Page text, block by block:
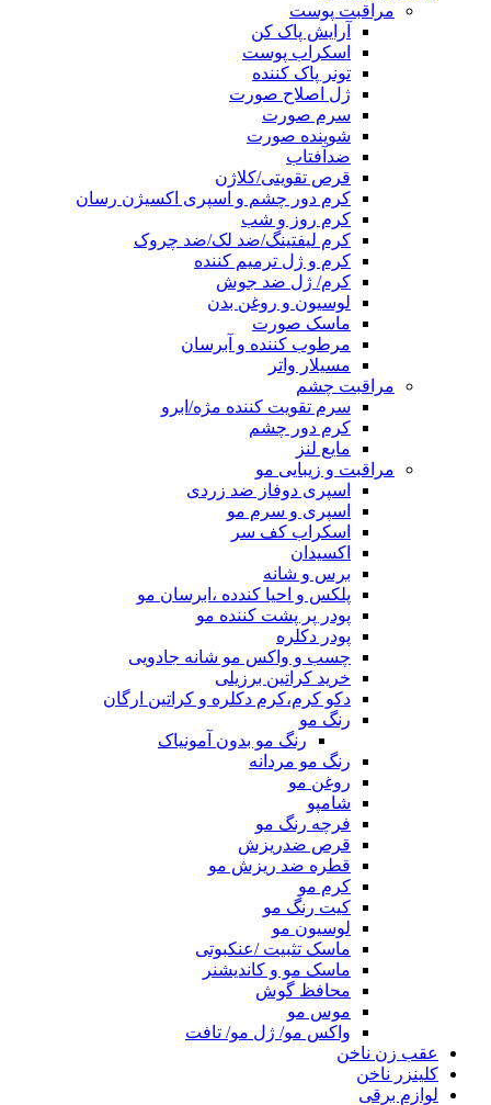
مراقبت پوست
آرایش پاک کن
اسکراب پوست
تونر پاک کننده
ژل اصلاح صورت
سرم صورت
شوینده صورت
ضدآفتاب
قرص تقویتی/کلاژن
کرم دور چشم و اسپری اکسیژن رسان
کرم روز و شب
کرم لیفتینگ/ضد لک/ضد چروک
کرم و ژل ترمیم کننده
کرم/ ژل ضد جوش
لوسیون و روغن بدن
ماسک صورت
مرطوب کننده و آبرسان
مسیلار واتر
مراقبت چشم
سرم تقویت کننده مژه/ابرو
کرم دور چشم
مایع لنز
مراقبت و زیبایی مو
اسپری دوفاز ضد زردی
اسپری و سرم مو
اسکراب کف سر
اکسیدان
برس و شانه
پلکس و احیا کندده ،ابرسان مو
پودر پر پشت کننده مو
پودر دکلره
چسب و واکس مو شانه جادویی
خرید کراتین برزیلی
دکو کرم،کرم دکلره و کراتین ارگان
رنگ مو
رنگ مو بدون آمونیاک
رنگ مو مردانه
روغن مو
شامپو
فرچه رنگ مو
قرص ضدریزش
قطره ضد ریزش مو
کرم مو
کیت رنگ مو
لوسیون مو
ماسک تثبیت /عنکبوتی
ماسک مو و کاندیشنر
محافظ گوش
موس مو
واکس مو/ ژل مو/ تافت
عقب زن ناخن
کلینزر ناخن
لوازم برقی